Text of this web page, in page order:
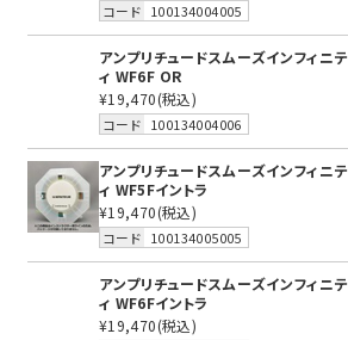
コード 100134004005
アンプリチュードスムーズインフィニテ
ィ WF6F OR
¥19,470(税込)
コード 100134004006
アンプリチュードスムーズインフィニテ
ィ WF5Fイントラ
¥19,470(税込)
コード 100134005005
アンプリチュードスムーズインフィニテ
ィ WF6Fイントラ
¥19,470(税込)